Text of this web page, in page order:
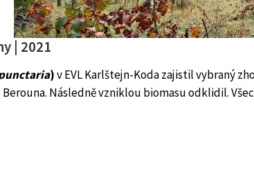
| 2021
)v EVL Karlštejn-Koda zajistil vybraný
Následně vzniklou biomasu odklidil.